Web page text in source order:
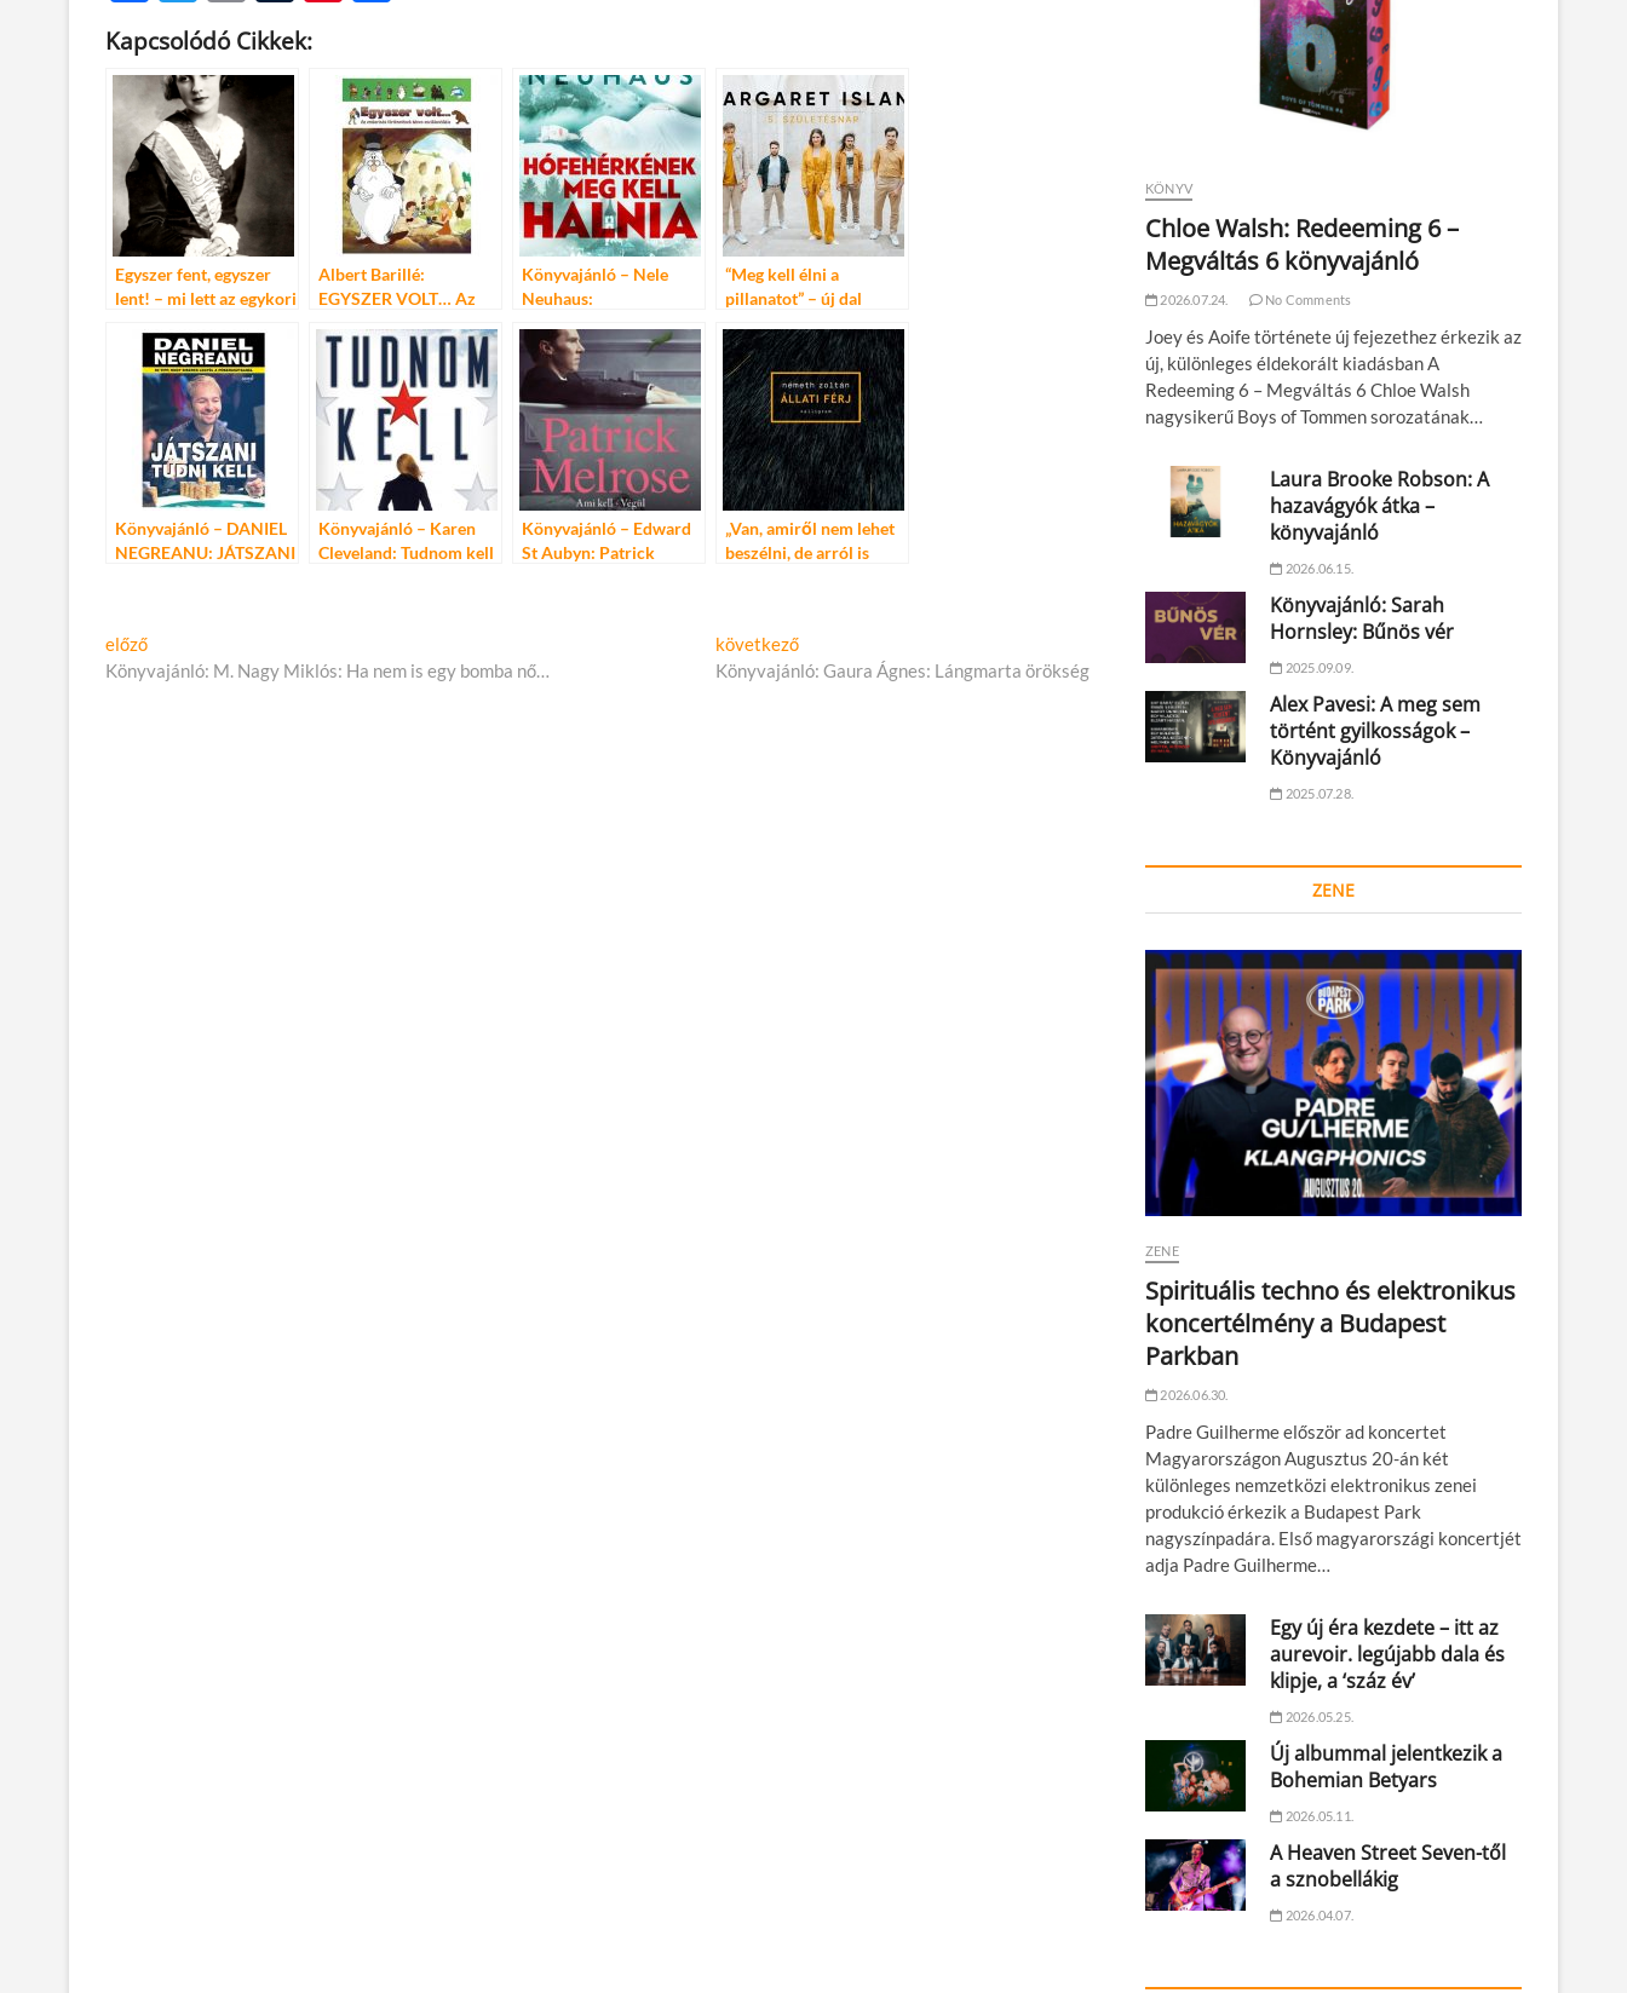
ac
e
b
o
o
k
w
itt
er
m
ail
u
m
es
t
m
e
g
Kapcsolódó Cikkek:
Egyszer fent, egyszer
lent! – mi lett az egykori
Albert Barillé:
EGYSZER VOLT… Az
képes enciklopédiája
Könyvajánló – Nele
Neuhaus:
halnia
“Meg kell élni a
pillanatot” – új dal
és a Margaret Island
közös műhelyében!
Könyvajánló – DANIEL
NEGREANU: JÁTSZANI
Könyvajánló – Karen
Cleveland: Tudnom kell
Könyvajánló – Edward
St Aubyn: Patrick
„Van, amiről nem lehet
beszélni, de arról is
Bejegyzés
navigáció
előzőElőző
cikk:
Könyvajánló: M. Nagy Miklós: Ha nem is egy bomba nő…
következőKövetkező
cikk:
Könyvajánló: Gaura Ágnes: Lángmarta örökség
KÖNYV
Chloe Walsh: Redeeming 6 –
Megváltás 6 könyvajánló
2026.07.24. No Comments
Joey és Aoife története új fejezethez érkezik az
új, különleges éldekorált kiadásban A
Redeeming 6 – Megváltás 6 Chloe Walsh
nagysikerű Boys of Tommen sorozatának…
Laura Brooke Robson: A
hazavágyók átka –
könyvajánló
2026.06.15.
Könyvajánló: Sarah
Hornsley: Bűnös vér
2025.09.09.
Alex Pavesi: A meg sem
történt gyilkosságok –
Könyvajánló
2025.07.28.
ZENE
ZENE
Spirituális techno és elektronikus
koncertélmény a Budapest
Parkban
2026.06.30.
Padre Guilherme először ad koncertet
Magyarországon Augusztus 20-án két
különleges nemzetközi elektronikus zenei
produkció érkezik a Budapest Park
nagyszínpadára. Első magyarországi koncertjét
adja Padre Guilherme…
Egy új éra kezdete – itt az
aurevoir. legújabb dala és
klipje, a ‘száz év’
2026.05.25.
Új albummal jelentkezik a
Bohemian Betyars
2026.05.11.
A Heaven Street Seven-től
a sznobellákig
2026.04.07.